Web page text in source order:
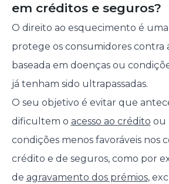
em créditos e seguros?
O direito ao esquecimento é
protege os consumidores contra
baseada em doenças ou
já tenham sido ultrapassadas.
O seu objetivo é evitar que
dificultem o acesso ao crédito ou
condições menos favoráveis nos
crédito e de seguros, como por
de agravamento dos prémios,